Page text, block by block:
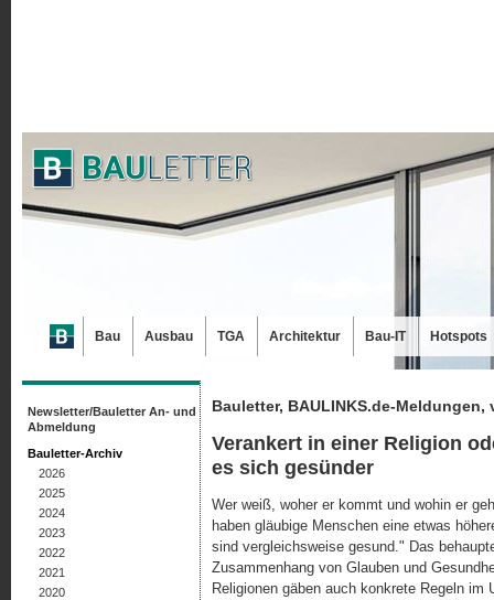
Bauletter, BAULINKS.de-Meldungen,
Verankert in einer Religion
es sich gesünder
Wer weiß, woher er kommt und wohin er
haben gläubige Menschen eine etwas
sind vergleichsweise gesund." Das
Zusammenhang von Glauben und
Religionen gäben auch konkrete Regeln
Newsletter/Bauletter An- und
Abmeldung
Bauletter-Archiv
2026
2025
2024
2023
2022
2021
2020
Bau Ausbau TGA Architektur Bau-IT Hotspots